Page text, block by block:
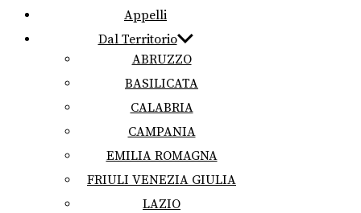
Appelli
Dal Territorio
ABRUZZO
BASILICATA
CALABRIA
CAMPANIA
EMILIA ROMAGNA
FRIULI VENEZIA GIULIA
LAZIO